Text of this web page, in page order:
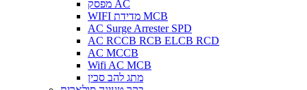
מפסק AC
WIFI מדידת MCB
AC Surge Arrester SPD
AC RCCB RCB ELCB RCD
AC MCCB
Wifi AC MCB
מתג להב סכין